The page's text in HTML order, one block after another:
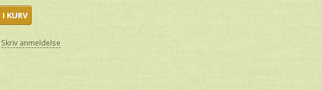
KURV
Skriv anmeldelse